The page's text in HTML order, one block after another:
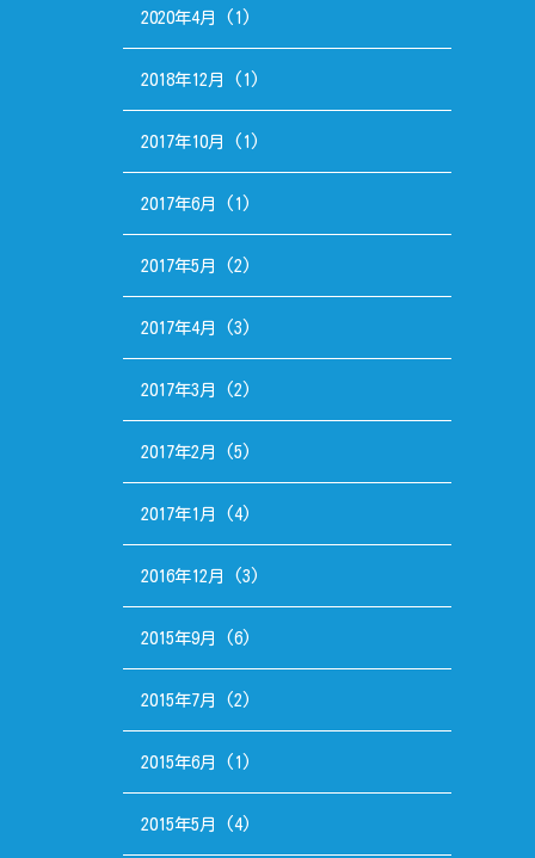
2020年4月 (1)
2018年12月 (1)
2017年10月 (1)
2017年6月 (1)
2017年5月 (2)
2017年4月 (3)
2017年3月 (2)
2017年2月 (5)
2017年1月 (4)
2016年12月 (3)
2015年9月 (6)
2015年7月 (2)
2015年6月 (1)
2015年5月 (4)